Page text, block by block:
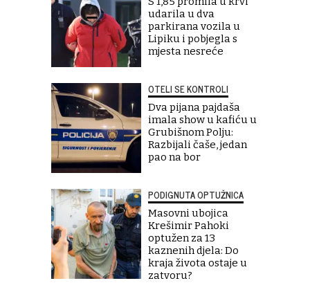
udarila u dva
parkirana vozila u
Lipiku i pobjegla s
mjesta nesreće
OTELI SE KONTROLI
Dva pijana pajdaša
imala show u kafiću u
Grubišnom Polju:
Razbijali čaše, jedan
pao na bor
PODIGNUTA OPTUŽNICA
Masovni ubojica
Krešimir Pahoki
optužen za 13
kaznenih djela: Do
kraja života ostaje u
zatvoru?